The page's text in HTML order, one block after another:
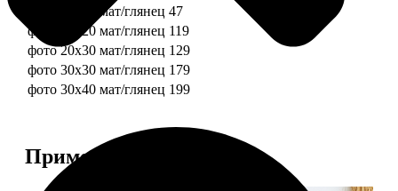
фото 15х20 мат/глянец 47
фото 20х20 мат/глянец 119
фото 20х30 мат/глянец 129
фото 30х30 мат/глянец 179
фото 30х40 мат/глянец 199
Примеры работ